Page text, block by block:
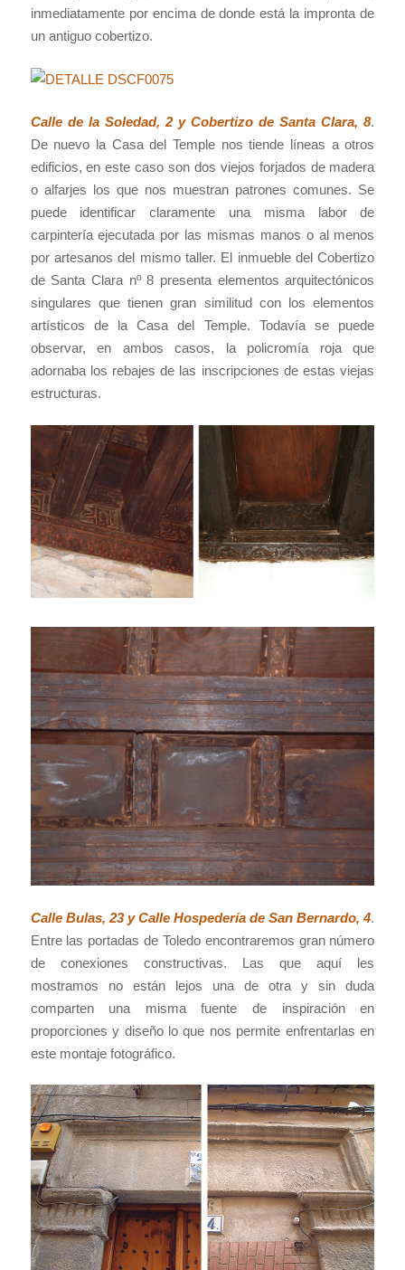
inmediatamente por encima de donde está la impronta de
un antiguo cobertizo.
Calle de la Soledad, 2 y Cobertizo de Santa Clara, 8.
De nuevo la Casa del Temple nos tiende líneas a otros
edificios, en este caso son dos viejos forjados de madera
o alfarjes los que nos muestran patrones comunes. Se
puede identificar claramente una misma labor de
carpintería ejecutada por las mismas manos o al menos
por artesanos del mismo taller. El inmueble del Cobertizo
de Santa Clara nº 8 presenta elementos arquitectónicos
singulares que tienen gran similitud con los elementos
artísticos de la Casa del Temple. Todavía se puede
observar, en ambos casos, la policromía roja que
adornaba los rebajes de las inscripciones de estas viejas
estructuras.
Calle Bulas, 23 y Calle Hospedería de San Bernardo, 4.
Entre las portadas de Toledo encontraremos gran número
de conexiones constructivas. Las que aquí les
mostramos no están lejos una de otra y sin duda
comparten una misma fuente de inspiración en
proporciones y diseño lo que nos permite enfrentarlas en
este montaje fotográfico.